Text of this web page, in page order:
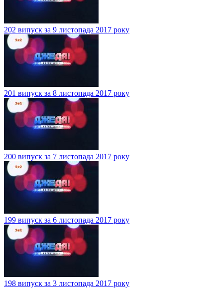
202 випуск за 9 листопада 2017 року
201 випуск за 8 листопада 2017 року
200 випуск за 7 листопада 2017 року
199 випуск за 6 листопада 2017 року
198 випуск за 3 листопада 2017 року